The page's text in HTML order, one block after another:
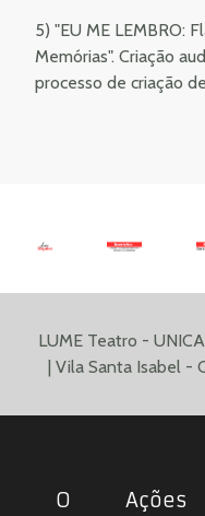
5) "EU ME LEMBRO:
Memórias". Criação
processo de criação
LUME Teatro -
| Vila Santa Isabel -
O
Ações